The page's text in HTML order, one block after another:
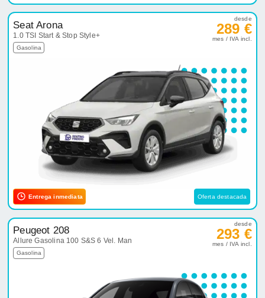
Seat Arona
1.0 TSI Start & Stop Style+
Gasolina
desde
289 €
mes / IVA incl.
Entrega inmediata Oferta destacada
Peugeot 208
Allure Gasolina 100 S&S 6 Vel. Man
Gasolina
desde
293 €
mes / IVA incl.